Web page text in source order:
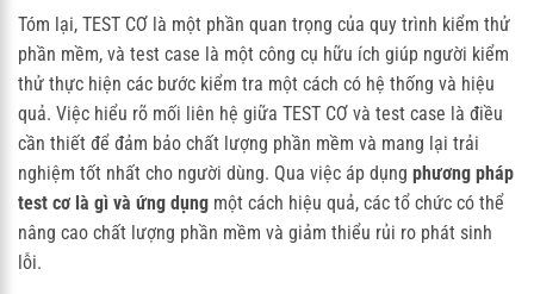
Tóm lại, TEST CƠ là một phần quan trọng của quy trình kiểm thử
phần mềm, và test case là một công cụ hữu ích giúp người kiểm
thử thực hiện các bước kiểm tra một cách có hệ thống và hiệu
quả. Việc hiểu rõ mối liên hệ giữa TEST CƠ và test case là điều
cần thiết để đảm bảo chất lượng phần mềm và mang lại trải
nghiệm tốt nhất cho người dùng. Qua việc áp dụng phương pháp
test cơ là gì và ứng dụng một cách hiệu quả, các tổ chức có thể
nâng cao chất lượng phần mềm và giảm thiểu rủi ro phát sinh
lỗi.